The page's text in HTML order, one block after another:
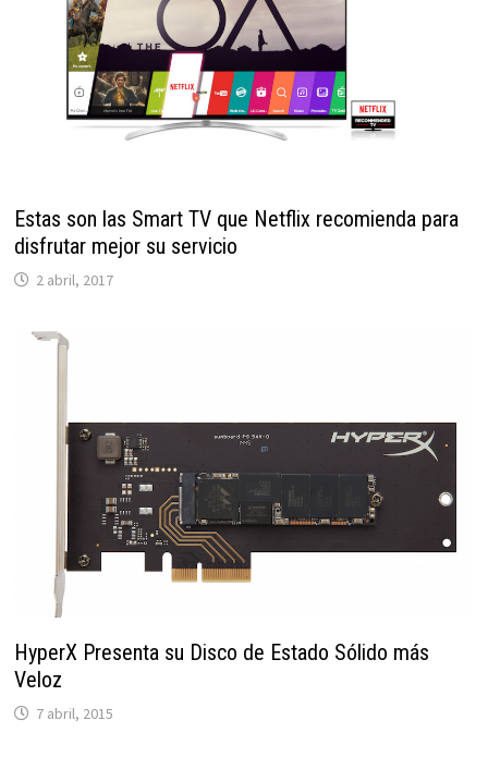
Estas son las Smart TV que Netflix recomienda para
disfrutar mejor su servicio
2 abril, 2017
HyperX Presenta su Disco de Estado Sólido más
Veloz
7 abril, 2015